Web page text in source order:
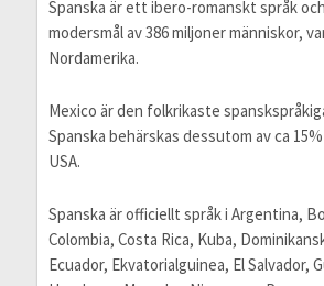
Spanska är ett ibero-romanskt språk
modersmål av 386 miljoner människor,
Nordamerika.
Mexico är den folkrikaste
Spanska behärskas dessutom av ca
USA.
Spanska är officiellt språk i Argentina,
Colombia, Costa Rica, Kuba,
Ecuador, Ekvatorialguinea, El Salvador,